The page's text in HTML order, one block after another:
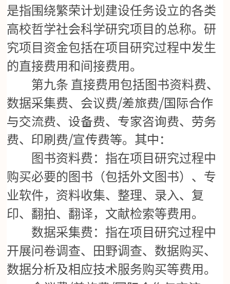
是指围绕繁荣计划建设任务设立的各类
高校哲学社会科学研究项目的总称。研
究项目资金包括在项目研究过程中发生
的直接费用和间接费用。
第九条 直接费用包括图书资料费、
数据采集费、会议费/差旅费/国际合作
与交流费、设备费、专家咨询费、劳务
费、印刷费/宣传费等。其中：
图书资料费：指在项目研究过程中
购买必要的图书（包括外文图书）、专
业软件，资料收集、整理、录入、复
印、翻拍、翻译，文献检索等费用。
数据采集费：指在项目研究过程中
开展问卷调查、田野调查、数据购买、
数据分析及相应技术服务购买等费用。